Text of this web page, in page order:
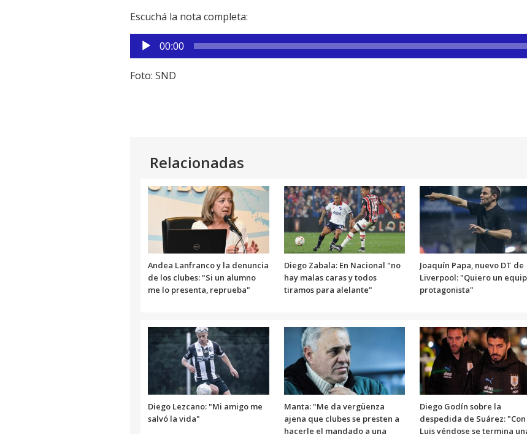
Escuchá la nota completa:
Reproductor
de
audio
00:00
Foto: SND
Relacionadas
Andea Lanfranco y la denuncia
de los clubes: "Si un alumno
me lo presenta, reprueba"
Diego Zabala: En Nacional "no
hay malas caras y todos
tiramos para alelante"
Joaquín Papa, nuevo DT de
Liverpool: "Quiero un
protagonista"
Diego Lezcano: "Mi amigo me
salvó la vida"
Manta: "Me da vergüenza
ajena que clubes se presten a
hacerle el mandado a una
Diego Godín sobre la
despedida de Suárez: "Con
Luis yéndose se termina